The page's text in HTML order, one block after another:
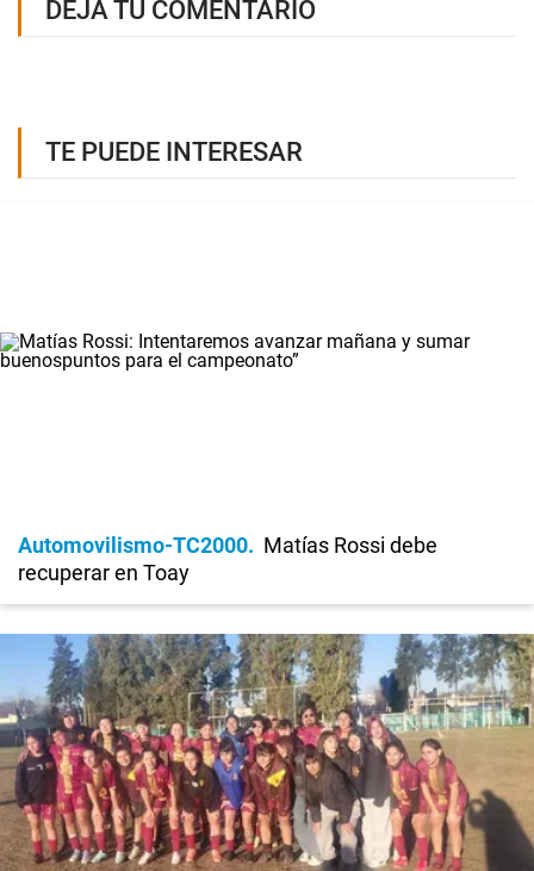
DEJÁ TU COMENTARIO
TE PUEDE INTERESAR
Automovilismo-TC2000
Matías Rossi debe
recuperar en Toay